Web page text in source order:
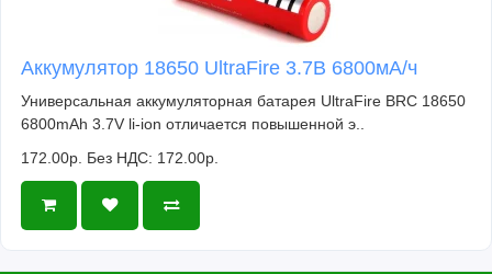
Аккумулятор 18650 UltraFire 3.7В 6800мА/ч
Универсальная аккумуляторная батарея UltraFire BRC 18650
6800mAh 3.7V li-ion отличается повышенной э..
172.00р. Без НДС: 172.00р.